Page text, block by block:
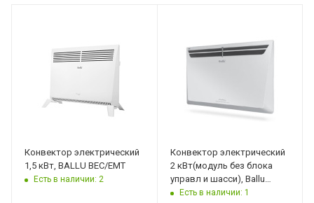
Конвектор электрический
1,5 кВт, BALLU BEC/EMT
Есть в наличии: 2
Конвектор электрический
2 кВт(модуль без блока
управл и шасси), Ballu
Evolution Transformer
Есть в наличии: 1